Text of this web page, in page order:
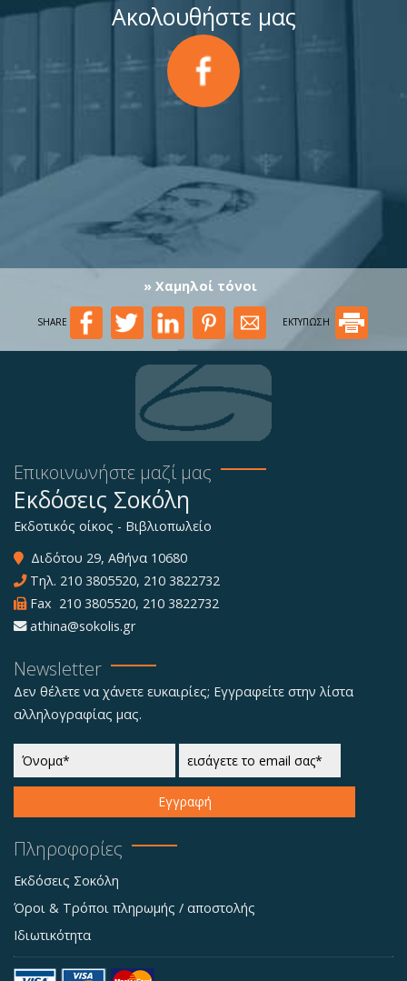
Ακολουθήστε μας
» Χαμηλοί τόνοι
SHARE ΕΚΤΥΠΩΣΗ
Επικοινωνήστε μαζί μας
Εκδόσεις Σοκόλη
Εκδοτικός οίκος - Βιβλιοπωλείο
Διδότου 29, Αθήνα 10680
Τηλ. 210 3805520, 210 3822732
Fax 210 3805520, 210 3822732
athina@sokolis.gr
Newsletter
Δεν θέλετε να χάνετε ευκαιρίες; Εγγραφείτε στην λίστα
αλληλογραφίας μας.
Εγγραφή
Πληροφορίες
Εκδόσεις Σοκόλη
Όροι & Τρόποι πληρωμής / αποστολής
Ιδιωτικότητα